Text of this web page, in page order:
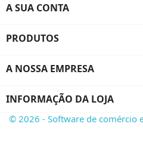
A SUA CONTA
PRODUTOS
A NOSSA EMPRESA
INFORMAÇÃO DA LOJA
© 2026 - Software de comércio